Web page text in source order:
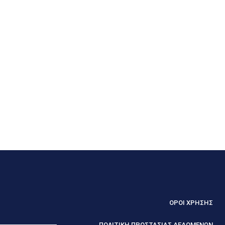
ΟΡΟΙ ΧΡΗΣΗΣ